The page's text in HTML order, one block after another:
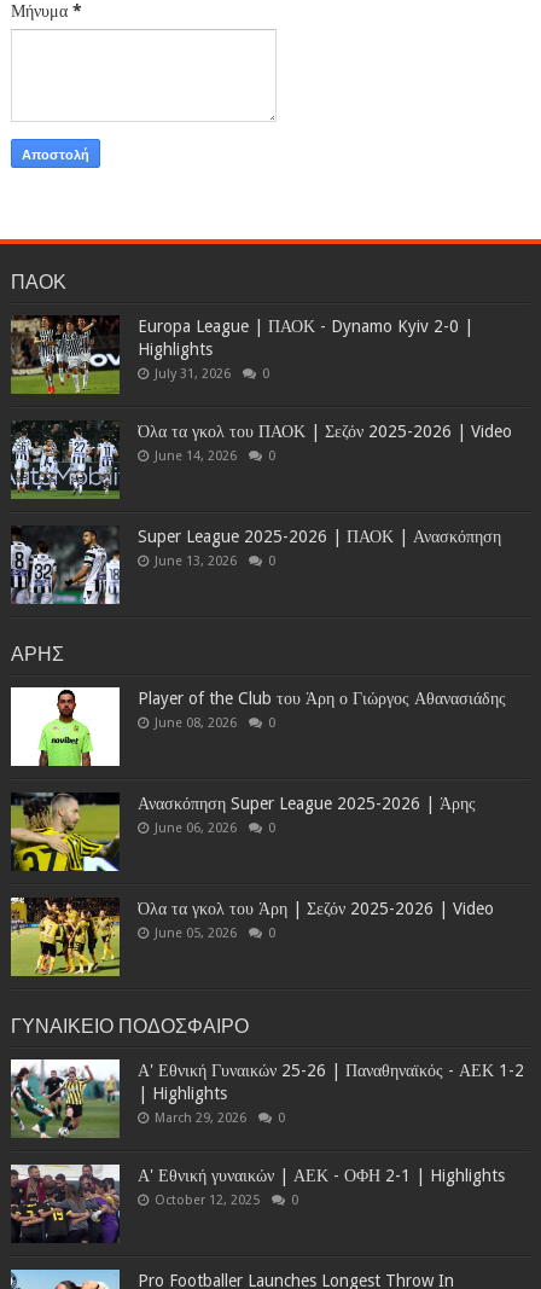
Μήνυμα *
ΠΑΟΚ
Europa League | ΠΑΟΚ - Dynamo Kyiv 2-0 |
Highlights
July 31, 2026 0
Όλα τα γκολ του ΠΑΟΚ | Σεζόν 2025-2026 | Video
June 14, 2026 0
Super League 2025-2026 | ΠΑΟΚ | Ανασκόπηση
June 13, 2026 0
ΑΡΗΣ
Player of the Club του Άρη ο Γιώργος Αθανασιάδης
June 08, 2026 0
Ανασκόπηση Super League 2025-2026 | Άρης
June 06, 2026 0
Όλα τα γκολ του Άρη | Σεζόν 2025-2026 | Video
June 05, 2026 0
ΓΥΝΑΙΚΕΙΟ ΠΟΔΟΣΦΑΙΡΟ
Α' Εθνική Γυναικών 25-26 | Παναθηναϊκός - ΑΕΚ 1-2
| Highlights
March 29, 2026 0
Α' Εθνική γυναικών | ΑΕΚ - ΟΦΗ 2-1 | Highlights
October 12, 2025 0
Pro Footballer Launches Longest Throw In